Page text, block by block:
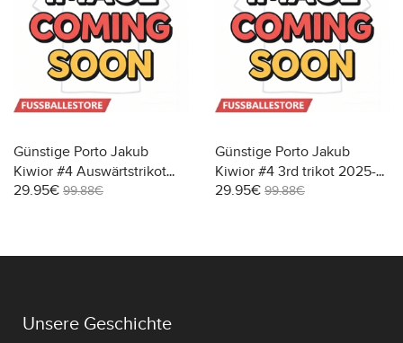
Günstige Porto Jakub
Kiwior #4 Auswärtstrikot
2025-26 Kurzarm
29.95€ 99.88€
Günstige Porto Jakub
Kiwior #4 3rd trikot 2025-
26 Kurzarm
29.95€ 99.88€
Unsere Geschichte